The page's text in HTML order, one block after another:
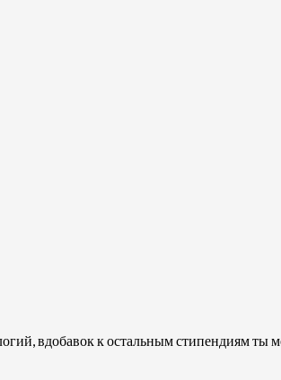
вдобавок к остальным стипендиям